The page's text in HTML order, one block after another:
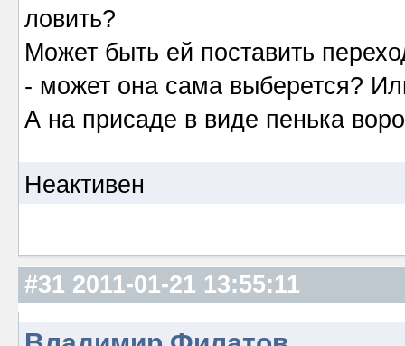
ловить?
Может быть ей поставить
- может она сама выберется?
А на присаде в виде пенька
Неактивен
#31 2011-01-21 13:55:11